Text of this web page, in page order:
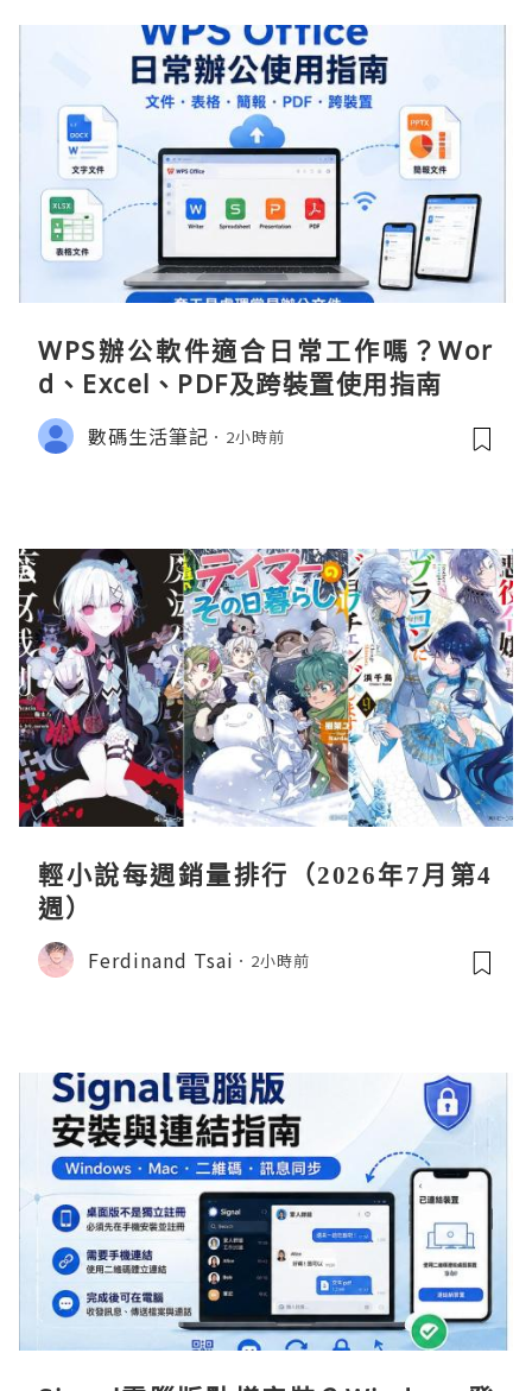
WPS辦公軟件適合日常工作嗎？Wor
d、Excel、PDF及跨裝置使用指南
數碼生活筆記 2小時前
輕小說每週銷量排行（2026年7月第4
週）
Ferdinand Tsai 2小時前